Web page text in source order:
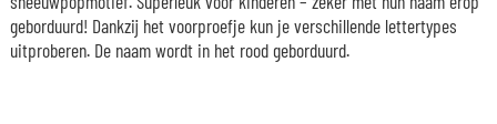
geborduurd! Dankzij het voorproefje kun je verschillende lettertypes
uitproberen. De naam wordt in het rood geborduurd.